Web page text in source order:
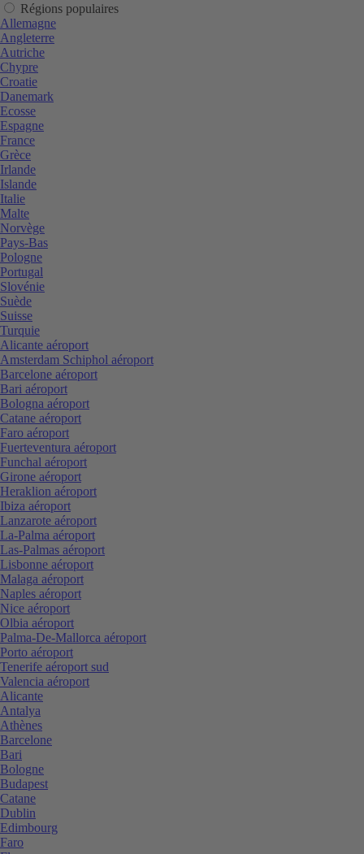
Régions populaires
Allemagne
Angleterre
Autriche
Chypre
Croatie
Danemark
Ecosse
Espagne
France
Grèce
Irlande
Islande
Italie
Malte
Norvège
Pays-Bas
Pologne
Portugal
Slovénie
Suède
Suisse
Turquie
Alicante aéroport
Amsterdam Schiphol aéroport
Barcelone aéroport
Bari aéroport
Bologna aéroport
Catane aéroport
Faro aéroport
Fuerteventura aéroport
Funchal aéroport
Girone aéroport
Heraklion aéroport
Ibiza aéroport
Lanzarote aéroport
La-Palma aéroport
Las-Palmas aéroport
Lisbonne aéroport
Malaga aéroport
Naples aéroport
Nice aéroport
Olbia aéroport
Palma-De-Mallorca aéroport
Porto aéroport
Tenerife aéroport sud
Valencia aéroport
Alicante
Antalya
Athènes
Barcelone
Bari
Bologne
Budapest
Catane
Dublin
Edimbourg
Faro